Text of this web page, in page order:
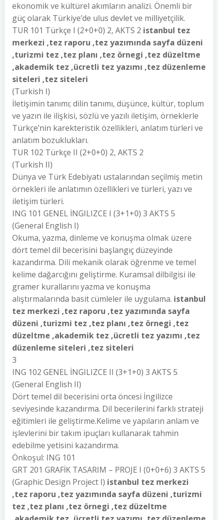
ekonomik ve kültürel akımların analizi. Önemli bir
güç olarak Türkiye’de ulus devlet ve milliyetçilik.
TUR 101 Türkçe I (2+0+0) 2, AKTS 2 istanbul tez
merkezi ,tez raporu ,tez yazımında sayfa düzeni
,turizmi tez ,tez planı ,tez örnegi ,tez düzeltme
,akademik tez ,ücretli tez yazımı ,tez düzenleme
siteleri ,tez siteleri
(Turkish I)
İletişimin tanımı; dilin tanımı, düşünce, kültür, toplum
ve yazın ile ilişkisi, sözlü ve yazılı iletişim, örneklerle
Türkçe’nin karekteristik özellikleri, anlatım türleri ve
anlatım bozuklukları.
TUR 102 Türkçe II (2+0+0) 2, AKTS 2
(Turkish II)
Dünya ve Türk Edebiyatı ustalarından seçilmiş metin
örnekleri ile anlatımın özellikleri ve türleri, yazı ve
iletişim türleri.
ING 101 GENEL İNGILIZCE I (3+1+0) 3 AKTS 5
(General English I)
Okuma, yazma, dinleme ve konuşma olmak üzere
dört temel dil becerisini başlangıç düzeyinde
kazandırma. Dili mekanik olarak öğrenme ve temel
kelime dağarcığını geliştirme. Kuramsal dilbilgisi ile
gramer kurallarını yazma ve konuşma
alıştırmalarında basit cümleler ile uygulama. istanbul
tez merkezi ,tez raporu ,tez yazımında sayfa
düzeni ,turizmi tez ,tez planı ,tez örnegi ,tez
düzeltme ,akademik tez ,ücretli tez yazımı ,tez
düzenleme siteleri ,tez siteleri
3
ING 102 GENEL İNGILIZCE II (3+1+0) 3 AKTS 5
(General English II)
Dört temel dil becerisini orta öncesi İngilizce
seviyesinde kazandırma. Dil becerilerini farklı strateji
eğitimleri ile geliştirme.Kelime ve yapıların anlam ve
işlevlerini bir takım ipuçları kullanarak tahmin
edebilme yetisini kazandırma.
Önkoşul: ING 101
GRT 201 GRAFİK TASARIM – PROJE I (0+0+6) 3 AKTS 5
(Graphic Design Project I) istanbul tez merkezi
,tez raporu ,tez yazımında sayfa düzeni ,turizmi
tez ,tez planı ,tez örnegi ,tez düzeltme